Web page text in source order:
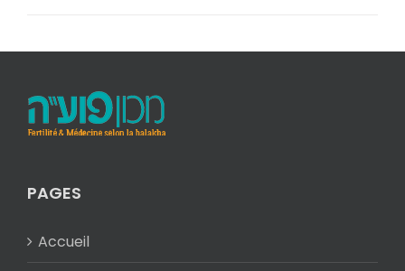
PAGES
Accueil